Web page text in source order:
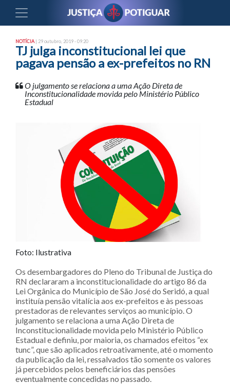
NOTÍCIA | 29 outubro, 2019 - 09:20
TJ julga inconstitucional lei que
pagava pensão a ex-prefeitos no RN
O julgamento se relaciona a uma Ação Direta de
Inconstitucionalidade movida pelo Ministério Público
Estadual
Foto: Ilustrativa
Os desembargadores do Pleno do Tribunal de Justiça do
RN declararam a inconstitucionalidade do artigo 86 da
Lei Orgânica do Município de São José do Seridó, a qual
instituía pensão vitalícia aos ex-prefeitos e às pessoas
prestadoras de relevantes serviços ao município. O
julgamento se relaciona a uma Ação Direta de
Inconstitucionalidade movida pelo Ministério Público
Estadual e definiu, por maioria, os chamados efeitos “ex
tunc”, que são aplicados retroativamente, até o momento
da publicação da lei, ressalvados tão somente os valores
já percebidos pelos beneficiários das pensões
eventualmente concedidas no passado.